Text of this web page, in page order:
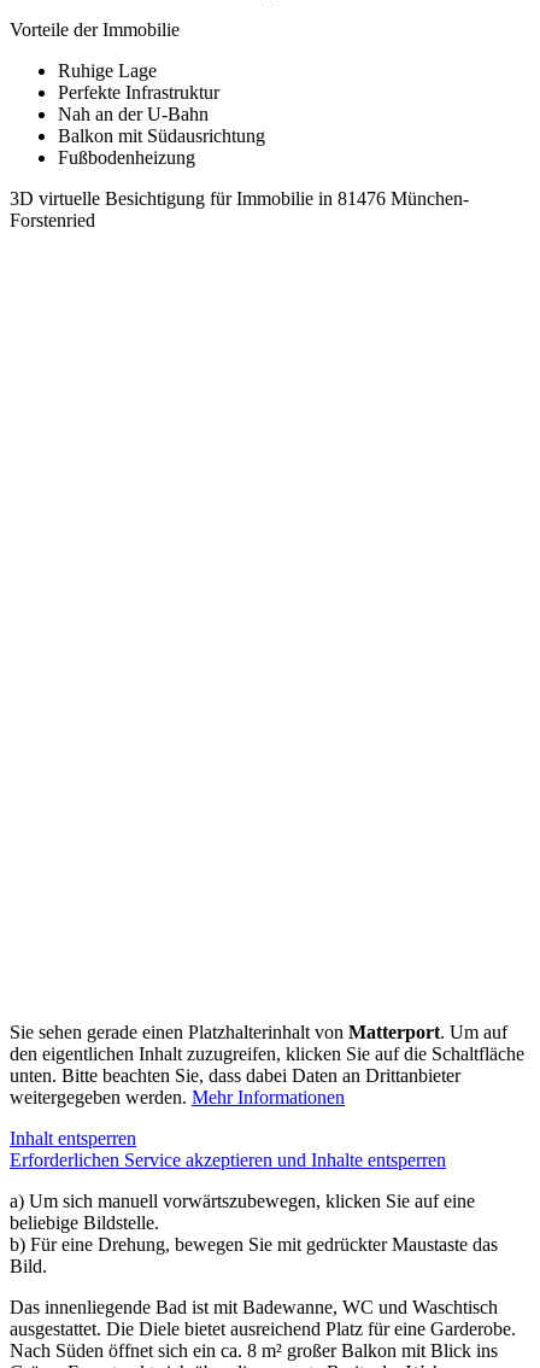
Vorteile der Immobilie
Ruhige Lage
Perfekte Infrastruktur
Nah an der U-Bahn
Balkon mit Südausrichtung
Fußbodenheizung
3D virtuelle Besichtigung für Immobilie in 81476 München-
Forstenried
Sie sehen gerade einen Platzhalterinhalt von Matterport. Um auf
den eigentlichen Inhalt zuzugreifen, klicken Sie auf die Schaltfläche
unten. Bitte beachten Sie, dass dabei Daten an Drittanbieter
weitergegeben werden. Mehr Informationen
Inhalt entsperren
Erforderlichen Service akzeptieren und Inhalte entsperren
a) Um sich manuell vorwärtszubewegen, klicken Sie auf eine
beliebige Bildstelle.
b) Für eine Drehung, bewegen Sie mit gedrückter Maustaste das
Bild.
Das innenliegende Bad ist mit Badewanne, WC und Waschtisch
ausgestattet. Die Diele bietet ausreichend Platz für eine Garderobe.
Nach Süden öffnet sich ein ca. 8 m² großer Balkon mit Blick ins